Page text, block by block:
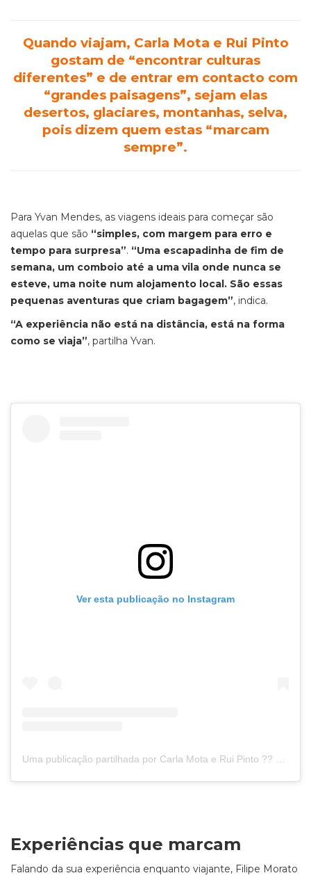
Quando viajam, Carla Mota e Rui Pinto
gostam de “encontrar culturas
diferentes” e de entrar em contacto com
“grandes paisagens”, sejam elas
desertos, glaciares, montanhas, selva,
pois dizem quem estas “marcam
sempre”.
Para Yvan Mendes, as viagens ideais para começar são
aquelas que são “simples, com margem para erro e
tempo para surpresa”. “Uma escapadinha de fim de
semana, um comboio até a uma vila onde nunca se
esteve, uma noite num alojamento local. São essas
pequenas aventuras que criam bagagem”, indica.
“A experiência não está na distância, está na forma
como se viaja”, partilha Yvan.
Ver esta publicação no Instagram
Uma publicação partilhada por Carla Mota e Rui Pinto ?? Dicas de Viagem (@viajar_entre_viagens)
Experiências que marcam
Falando da sua experiência enquanto viajante, Filipe Morato